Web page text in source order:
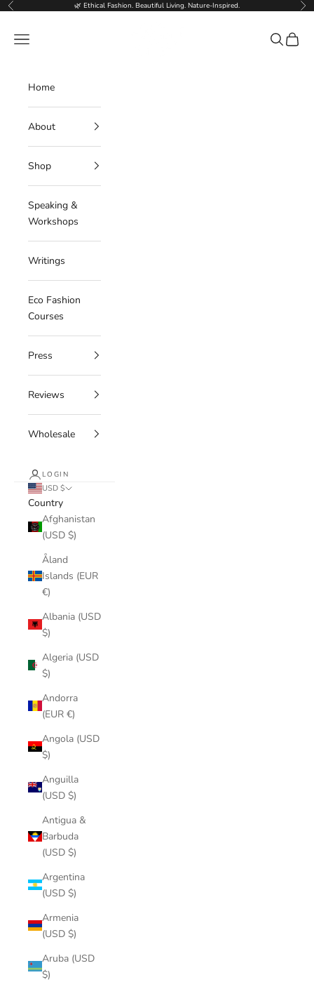
Skip to content
Previous 🌿 Ethical Fashion. Beautiful Living. Nature-Inspired.
Navigation menu Search
Cart
Home
About
Shop
Speaking &
Workshops
Writings
Eco Fashion
Courses
Press
Reviews
Wholesale
LOGIN
USD $
Country
Afghanistan
(USD $)
Åland
Islands (EUR
€)
Albania (USD
$)
Algeria (USD
$)
Andorra
(EUR €)
Angola (USD
$)
Anguilla
(USD $)
Antigua &
Barbuda
(USD $)
Argentina
(USD $)
Armenia
(USD $)
Aruba (USD
$)